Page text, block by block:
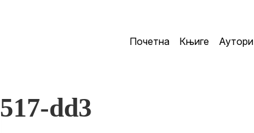
Почетна Књиге Аутори
517-dd3